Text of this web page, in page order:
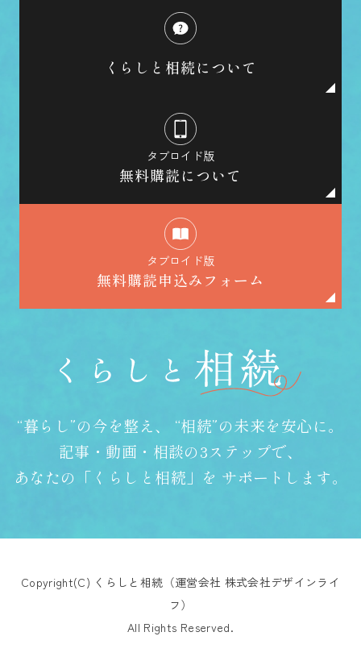
くらしと相続について
タブロイド版
無料購読について
タブロイド版
無料購読申込みフォーム
“暮らし”の今を整え、
“相続”の未来を安心に。
記事・動画・相談の3ステップで、
あなたの「くらしと相続」を サポートします。
Copyright(C) くらしと相続（運営会社 株式会社デザインライ
フ）
All Rights Reserved.